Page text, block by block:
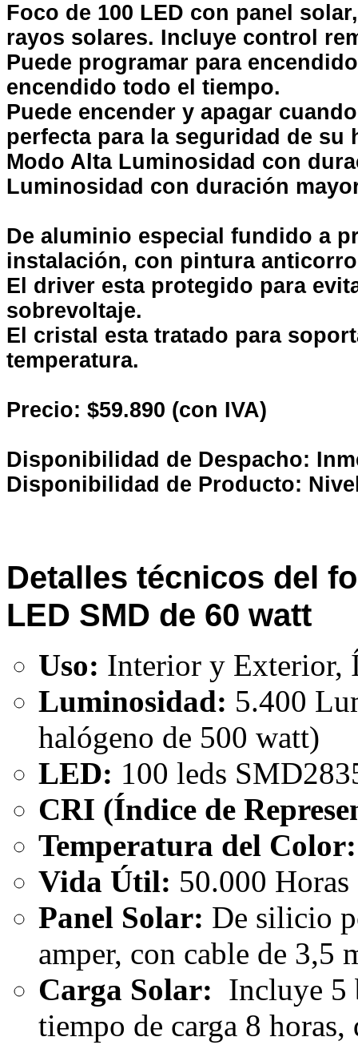
Foco de 100 LED con panel
rayos solares. Incluye control
Puede programar para
encendido todo el tiempo.
Puede encender y apagar
perfecta para la seguridad de su
Modo Alta Luminosidad con
Luminosidad con duración
De aluminio especial fundido a
instalación, con pintura
El driver esta protegido para
sobrevoltaje.
El cristal esta tratado para
temperatura.
Precio: $59.890 (con IVA)
Disponibilidad de Despacho:
Disponibilidad de Producto:
Detalles técnicos del
LED SMD de 60 watt
Uso: Interior y Exterior,
Luminosidad: 5.400
halógeno de 500 watt)
LED: 100 leds
CRI (Índice de
Temperatura del Color:
Vida Útil: 50.000 Horas
Panel Solar: De silicio
amper, con cable de 3,5
Carga Solar: Incluye 5
tiempo de carga 8